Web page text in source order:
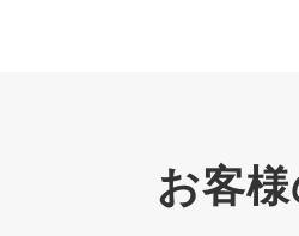
お客